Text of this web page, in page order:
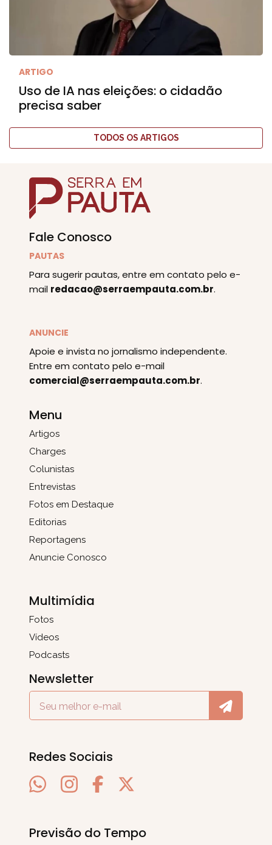
ARTIGO
Uso de IA nas eleições: o cidadão
precisa saber
TODOS OS ARTIGOS
Fale Conosco
PAUTAS
Para sugerir pautas, entre em contato pelo e-
mail redacao@serraempauta.com.br.
ANUNCIE
Apoie e invista no jornalismo independente.
Entre em contato pelo e-mail
comercial@serraempauta.com.br.
Menu
Artigos
Charges
Colunistas
Entrevistas
Fotos em Destaque
Editorias
Reportagens
Anuncie Conosco
Multimídia
Fotos
Vídeos
Podcasts
Newsletter
Redes Sociais
Previsão do Tempo